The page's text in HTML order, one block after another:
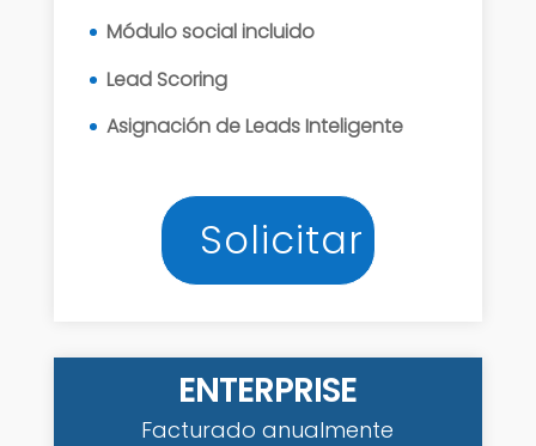
Módulo social incluido
Lead Scoring
Asignación de Leads Inteligente
Solicitar
ENTERPRISE
Facturado anualmente